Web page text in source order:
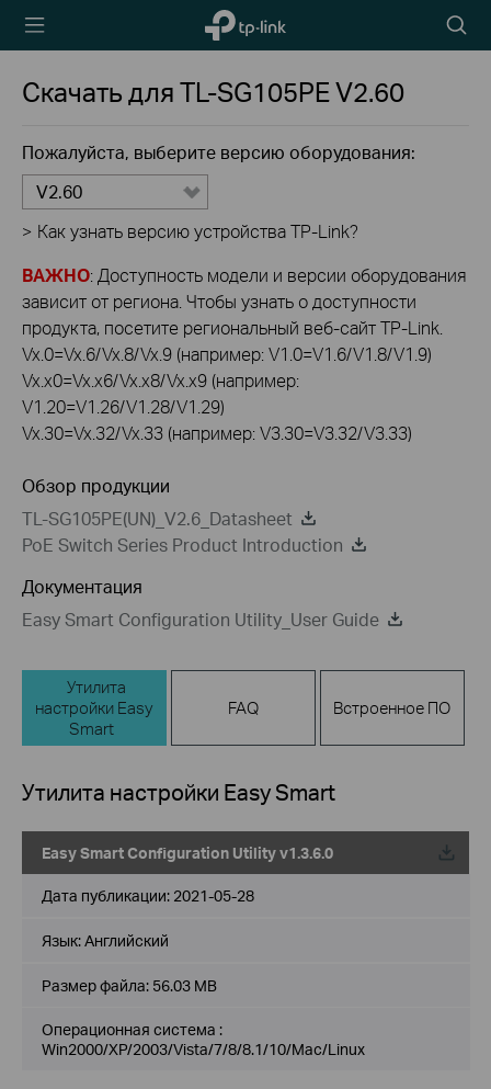
TP-Link,
Reliably
icon
Скачать дляTL-SG105PEV2.60
Пожалуйста, выберите версию оборудования:
V2.60
> Как узнать версию устройства TP-Link?
ВАЖНО: Доступность модели и версии оборудования
зависит от региона. Чтобы узнать о доступности
продукта, посетите региональный веб-сайт TP-Link.
Vx.0=Vx.6/Vx.8/Vx.9 (например: V1.0=V1.6/V1.8/V1.9)
Vx.x0=Vx.x6/Vx.x8/Vx.x9 (например:
V1.20=V1.26/V1.28/V1.29)
Vx.30=Vx.32/Vx.33 (например: V3.30=V3.32/V3.33)
Обзор продукции
TL-SG105PE(UN)_V2.6_Datasheet
PoE Switch Series Product Introduction
Документация
Easy Smart Configuration Utility_User Guide
Утилита
настройки Easy
Smart
FAQ Встроенное ПО
Утилита настройки Easy Smart
Easy Smart Configuration Utility v1.3.6.0
Дата публикации: 2021-05-28
Язык:Английский
Размер файла: 56.03 MB
Операционная система :
Win2000/XP/2003/Vista/7/8/8.1/10/Mac/Linux